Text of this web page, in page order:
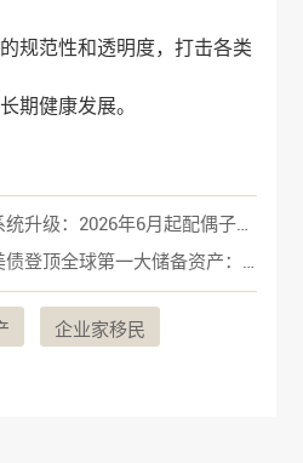
规范性和透明度，打击各类
期健康发展。
新西兰移民局系统升级：2026年6月起配偶子女签证申请全面迁移至新平台
黄金首次超越美债登顶全球第一大储备资产：2026年央行储备格局深度解析
企业家移民